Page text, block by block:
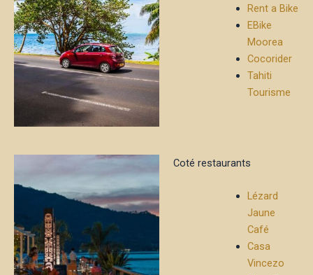
Rent a Bike
EBike
Moorea
Cocorider
Tahiti
Tourisme
Coté restaurants
Lézard
Jaune
Café
Casa
Vincezo